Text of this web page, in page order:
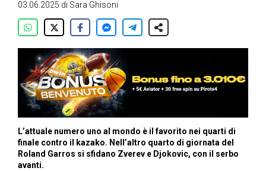
03.06.2025 di Sara Ghisoni
L’attuale numero uno al mondo è il favorito nei quarti di
finale contro il kazako. Nell’altro quarto di giornata del
Roland Garros si sfidano Zverev e Djokovic, con il serbo
avanti.